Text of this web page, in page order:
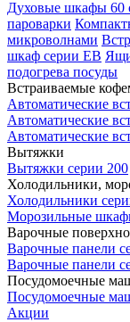
Духовые шкафы 60
пароварки
микроволнами
шкаф серии EB
подогрева посуды
Встраиваемые
Автоматические
Автоматические
Автоматические
Вытяжки
Вытяжки серии 200
Холодильники,
Холодильники
Морозильные
Варочные
Варочные панели
Варочные панели
Посудомоечные
Посудомоечные
Акции